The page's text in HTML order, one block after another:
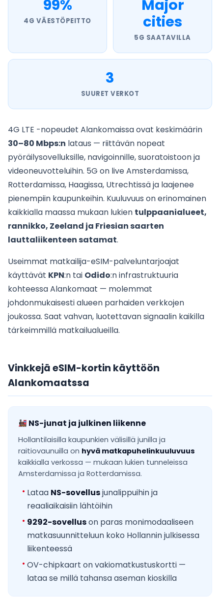
99%
4G VÄESTÖPEITTO
Major
cities
5G SAATAVILLA
3
SUURET VERKOT
4G LTE -nopeudet Alankomaissa ovat keskimäärin
30–80 Mbps:n lataus — riittävän nopeat
pyöräilysovelluksille, navigoinnille, suoratoistoon ja
videoneuvotteluihin. 5G on live Amsterdamissa,
Rotterdamissa, Haagissa, Utrechtissä ja laajenee
pienempiin kaupunkeihin. Kuuluvuus on erinomainen
kaikkialla maassa mukaan lukien tulppaanialueet,
rannikko, Zeeland ja Friesian saarten
lauttaliikenteen satamat.
Useimmat matkailija-eSIM-palveluntarjoajat
käyttävät KPN:n tai Odido:n infrastruktuuria
kohteessa Alankomaat — molemmat
johdonmukaisesti alueen parhaiden verkkojen
joukossa. Saat vahvan, luotettavan signaalin kaikilla
tärkeimmillä matkailualueilla.
Vinkkejä eSIM-kortin käyttöön
Alankomaatssa
NS-junat ja julkinen liikenne
Hollantilaisilla kaupunkien välisillä junilla ja
raitiovaunuilla on hyvä matkapuhelinkuuluvuus
kaikkialla verkossa — mukaan lukien tunneleissa
Amsterdamissa ja Rotterdamissa.
Lataa NS-sovellusjunalippuihin ja
reaaliaikaisiin lähtöihin
9292-sovelluson paras monimodaaliseen
matkasuunnitteluun koko Hollannin julkisessa
liikenteessä
OV-chipkaart on vakiomatkustuskortti —
lataa se millä tahansa aseman kioskilla